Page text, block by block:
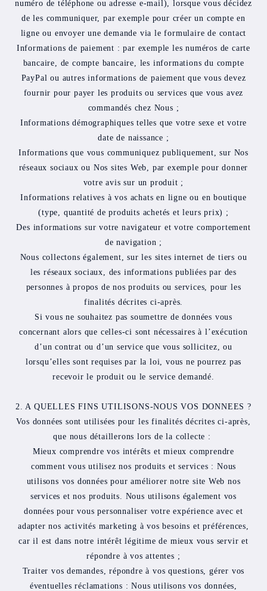
numéro de téléphone ou adresse e-mail), lorsque vous décidez
de les communiquer, par exemple pour créer un compte en
ligne ou envoyer une demande via le formulaire de contact
Informations de paiement : par exemple les numéros de carte
bancaire, de compte bancaire, les informations du compte
PayPal ou autres informations de paiement que vous devez
fournir pour payer les produits ou services que vous avez
commandés chez Nous ;
Informations démographiques telles que votre sexe et votre
date de naissance ;
Informations que vous communiquez publiquement, sur Nos
réseaux sociaux ou Nos sites Web, par exemple pour donner
votre avis sur un produit ;
Informations relatives à vos achats en ligne ou en boutique
(type, quantité de produits achetés et leurs prix) ;
Des informations sur votre navigateur et votre comportement
de navigation ;
Nous collectons également, sur les sites internet de tiers ou
les réseaux sociaux, des informations publiées par des
personnes à propos de nos produits ou services, pour les
finalités décrites ci-après.
Si vous ne souhaitez pas soumettre de données vous
concernant alors que celles-ci sont nécessaires à l’exécution
d’un contrat ou d’un service que vous sollicitez, ou
lorsqu’elles sont requises par la loi, vous ne pourrez pas
recevoir le produit ou le service demandé.
2. A QUELLES FINS UTILISONS-NOUS VOS DONNEES ?
Vos données sont utilisées pour les finalités décrites ci-après,
que nous détaillerons lors de la collecte :
Mieux comprendre vos intérêts et mieux comprendre
comment vous utilisez nos produits et services : Nous
utilisons vos données pour améliorer notre site Web nos
services et nos produits. Nous utilisons également vos
données pour vous personnaliser votre expérience avec et
adapter nos activités marketing à vos besoins et préférences,
car il est dans notre intérêt légitime de mieux vous servir et
répondre à vos attentes ;
Traiter vos demandes, répondre à vos questions, gérer vos
éventuelles réclamations : Nous utilisons vos données,